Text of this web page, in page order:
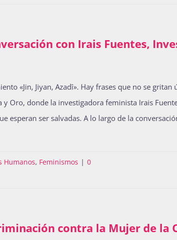
con Irais Fuentes,
Oro, donde la investigadora feminista Irais
ser salvadas. A lo largo de la
Humanos, Feminismos | 0
contra la Mujer de la